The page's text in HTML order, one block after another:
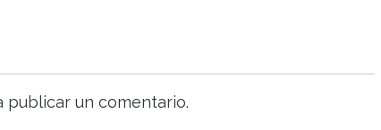
publicar un comentario.